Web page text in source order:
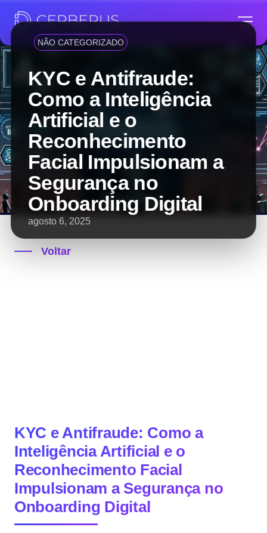
NÃO CATEGORIZADO
KYC e Antifraude:
Como a Inteligência
Artificial e o
Reconhecimento
Facial Impulsionam a
Segurança no
Onboarding Digital
agosto 6, 2025
Voltar
KYC e Antifraude: Como a
Inteligência Artificial e o
Reconhecimento Facial
Impulsionam a Segurança no
Onboarding Digital